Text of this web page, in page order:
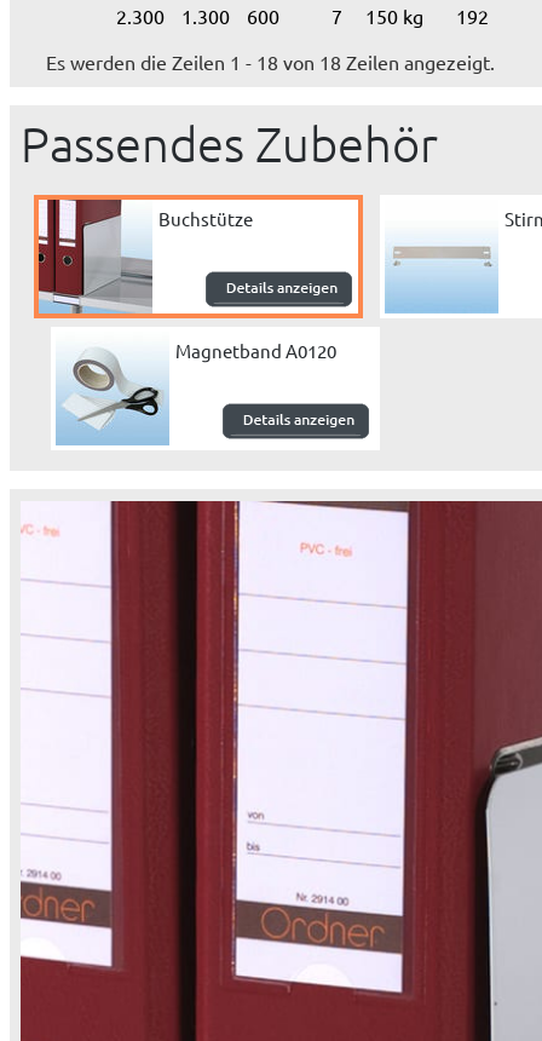
2.300 1.300 600 7 150 kg
192
Es werden die Zeilen 1 - 18 von 18 Zeilen angezeigt.
Passendes Zubehör
Buchstütze
Magnetband A0120